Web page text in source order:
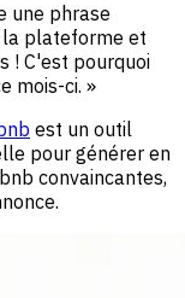
une phrase
la plateforme et
! C'est pourquoi
mois-ci. »
est un outil
pour générer en
convaincantes,